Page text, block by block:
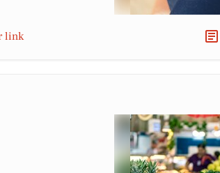
link